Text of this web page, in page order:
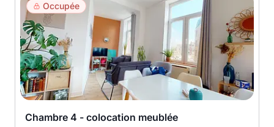
Occupée
Chambre 4 - colocation meublée